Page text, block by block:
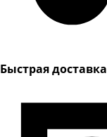
Быстрая доставка